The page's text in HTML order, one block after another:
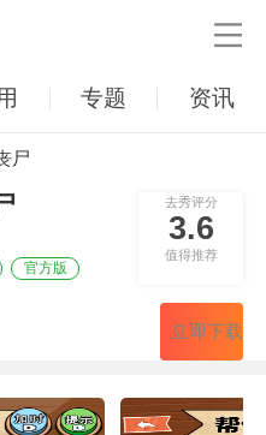

专题 资讯
尸
官方版
去秀评分
3.6
值得推荐
立即下载